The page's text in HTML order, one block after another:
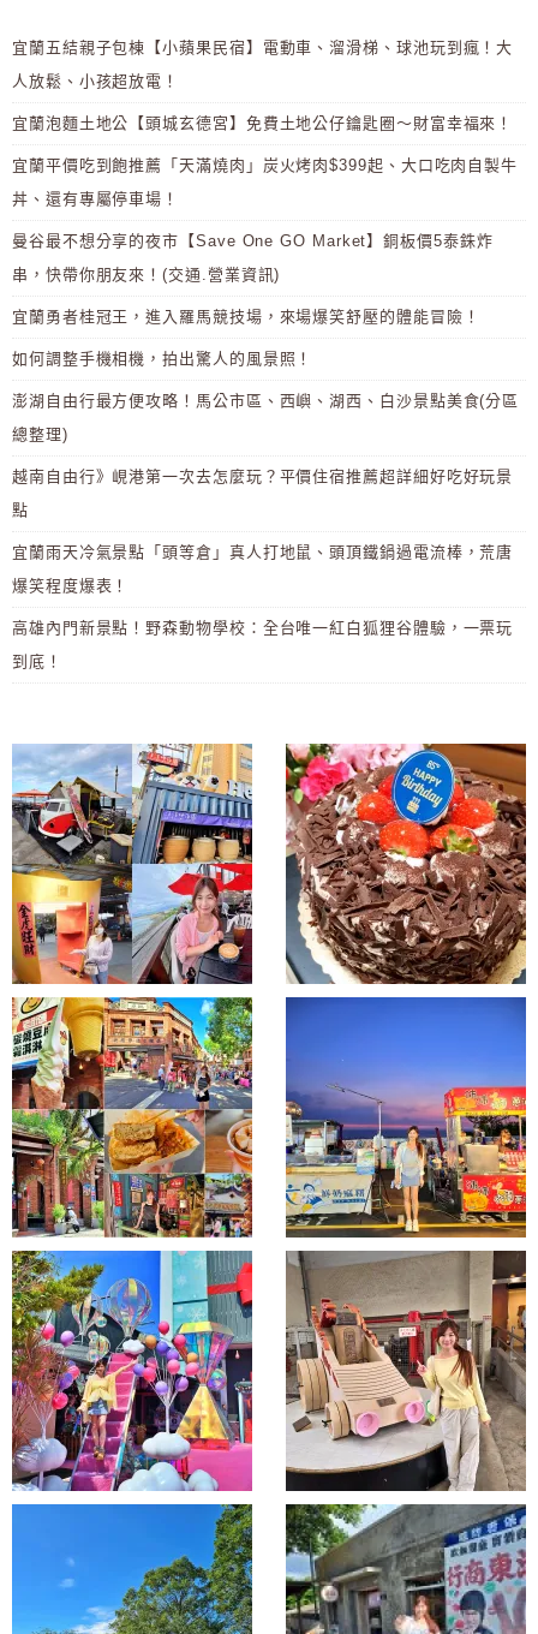
宜蘭五結親子包棟【小蘋果民宿】電動車、溜滑梯、球池玩到瘋！大
人放鬆、小孩超放電！
宜蘭泡麵土地公【頭城玄德宮】免費土地公仔鑰匙圈～財富幸福來！
宜蘭平價吃到飽推薦「天滿燒肉」炭火烤肉$399起、大口吃肉自製牛
丼、還有專屬停車場！
曼谷最不想分享的夜市【Save One GO Market】銅板價5泰銖炸
串，快帶你朋友來！(交通.營業資訊)
宜蘭勇者桂冠王，進入羅馬競技場，來場爆笑舒壓的體能冒險！
如何調整手機相機，拍出驚人的風景照！
澎湖自由行最方便攻略！馬公市區、西嶼、湖西、白沙景點美食(分區
總整理)
越南自由行》峴港第一次去怎麼玩？平價住宿推薦超詳細好吃好玩景
點
宜蘭雨天冷氣景點「頭等倉」真人打地鼠、頭頂鐵鍋過電流棒，荒唐
爆笑程度爆表！
高雄內門新景點！野森動物學校：全台唯一紅白狐狸谷體驗，一票玩
到底！